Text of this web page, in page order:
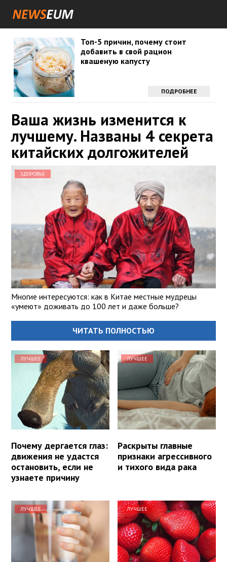
Топ-5 причин, почему стоит
добавить в свой рацион
квашеную капусту
ПОДРОБНЕЕ
Ваша жизнь изменится к
лучшему. Названы 4 секрета
китайских долгожителей
ЗДОРОВЬЕ
Многие интересуются: как в Китае местные мудрецы
«умеют» доживать до 100 лет и даже больше?
ЧИТАТЬ ПОЛНОСТЬЮ
ЛУЧШЕЕ
Почему дергается глаз:
движения не удастся
остановить, если не
узнаете причину
ЛУЧШЕЕ
Раскрыты главные
признаки агрессивного
и тихого вида рака
ЛУЧШЕЕ ЛУЧШЕЕ